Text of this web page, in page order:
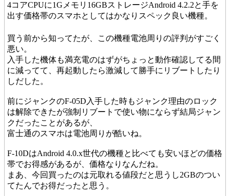
4コアCPUに1Gメモリ16GBストレージAndroid 4.2.2と手を
出す価格帯のスマホとしてはかなりスペック良い機種。
買う前から知ってたが、この機種電池周りの評判がすごく
悪い。
入手した機体も満充電のはずがちょっと動作確認してる間
に減ってて、再起動したら激減して勝手にリブートしたり
しだした。
前にジャンクのF-05D入手した時もジャンク理由のロック
は解除できたが強制リブートで使い物にならず結局ジャン
クだったことがあるが、
富士通のスマホは電池周りが酷いね。
F-10DはAndroid 4.0.x世代の機種と比べても安いほどの価格
帯でお得感があるが、価格なりなんだね。
まあ、今回買ったのは元取れる値段だと思うし2GBのつい
てたんでお得だったと思う。